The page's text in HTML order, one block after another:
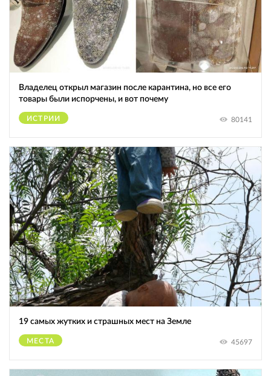
Владелец открыл магазин после карантина, но все его
товары были испорчены, и вот почему
ИСТРИИ 80141
19 самых жутких и страшных мест на Земле
МЕСТА 45697